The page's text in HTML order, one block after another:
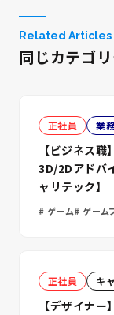
Related Articles
同じカテゴ
正社員 業
【ビジネス
3D/2Dアドバ
ャリテック】
ゲーム ゲーム
正社員 キ
【デザイナ